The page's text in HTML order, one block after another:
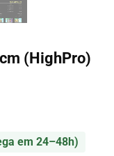
(HighPro)
em 24–48h)